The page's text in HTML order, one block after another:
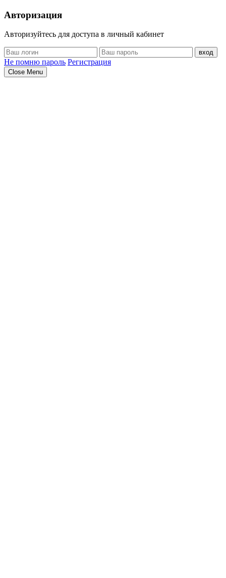
Авторизация
Авторизуйтесь для доступа в личный кабинет
вход
Не помню пароль Регистрация
Close Menu